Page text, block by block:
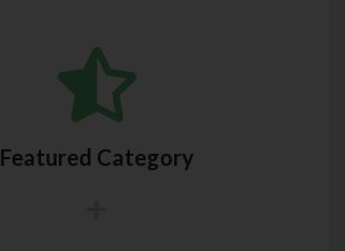
Featured Category